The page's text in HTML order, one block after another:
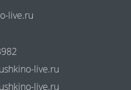
live.ru
live.ru
live.ru